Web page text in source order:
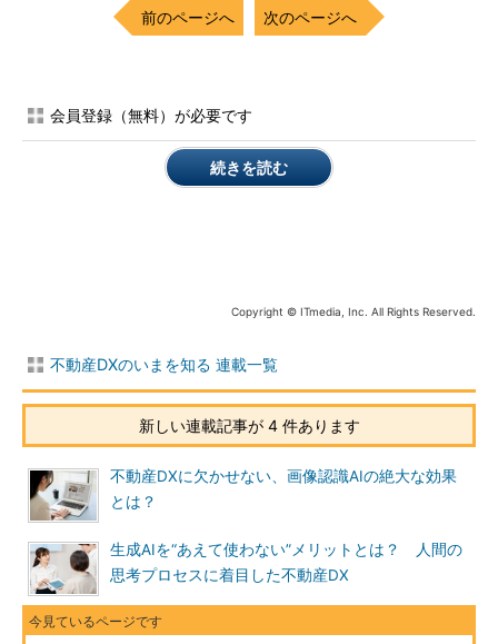
前のページへ 次のページへ
会員登録（無料）が必要です
続きを読む
Copyright © ITmedia, Inc. All Rights Reserved.
不動産DXのいまを知る 連載一覧
新しい連載記事が 4 件あります
不動産DXに欠かせない、画像認識AIの絶大な効果
とは？
生成AIを“あえて使わない”メリットとは？ 人間の
思考プロセスに着目した不動産DX